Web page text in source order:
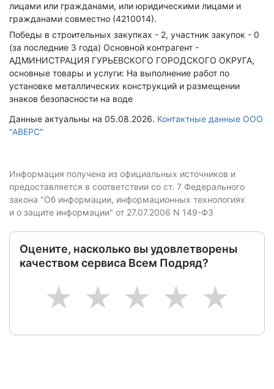
лицами или гражданами, или юридическими лицами и
гражданами совместно (4210014).
Победы в строительных закупках - 2, участник закупок - 0
(за последние 3 года) Основной контрагент -
АДМИНИСТРАЦИЯ ГУРЬЕВСКОГО ГОРОДСКОГО ОКРУГА,
основные товары и услуги: На выполнение работ по
установке металлических конструкций и размещении
знаков безопасности на воде
Данные актуальны на 05.08.2026. Контактные данные ООО
"АВЕРС"
Информация получена из официальных источников и
предоставляется в соответствии со ст. 7 Федерального
закона "Об информации, информационных технологиях
и о защите информации" от 27.07.2006 N 149-ФЗ
Оцените, насколько вы удовлетворены
качеством сервиса Всем Подряд?
5
4
3
2
1